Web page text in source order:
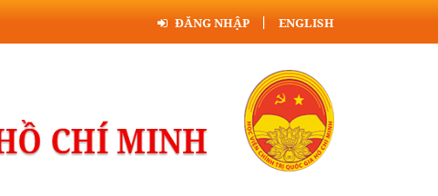
ĐĂNG NHẬP ENGLISH
Dự thảo Báo cáo chính trị của Ban
Danh sách Ủy viên Ban Thường vụ
Đảng ủy Học viện nhiệm kỳ 2025-
2030